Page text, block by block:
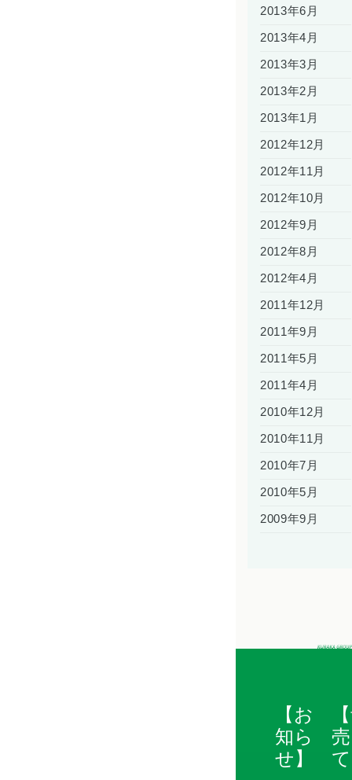
2013年6月
2013年4月
2013年3月
2013年2月
2013年1月
2012年12月
2012年11月
2012年10月
2012年9月
2012年8月
2012年4月
2011年12月
2011年9月
2011年5月
2011年4月
2010年12月
2010年11月
2010年7月
2010年5月
2009年9月
【お
知ら
せ】